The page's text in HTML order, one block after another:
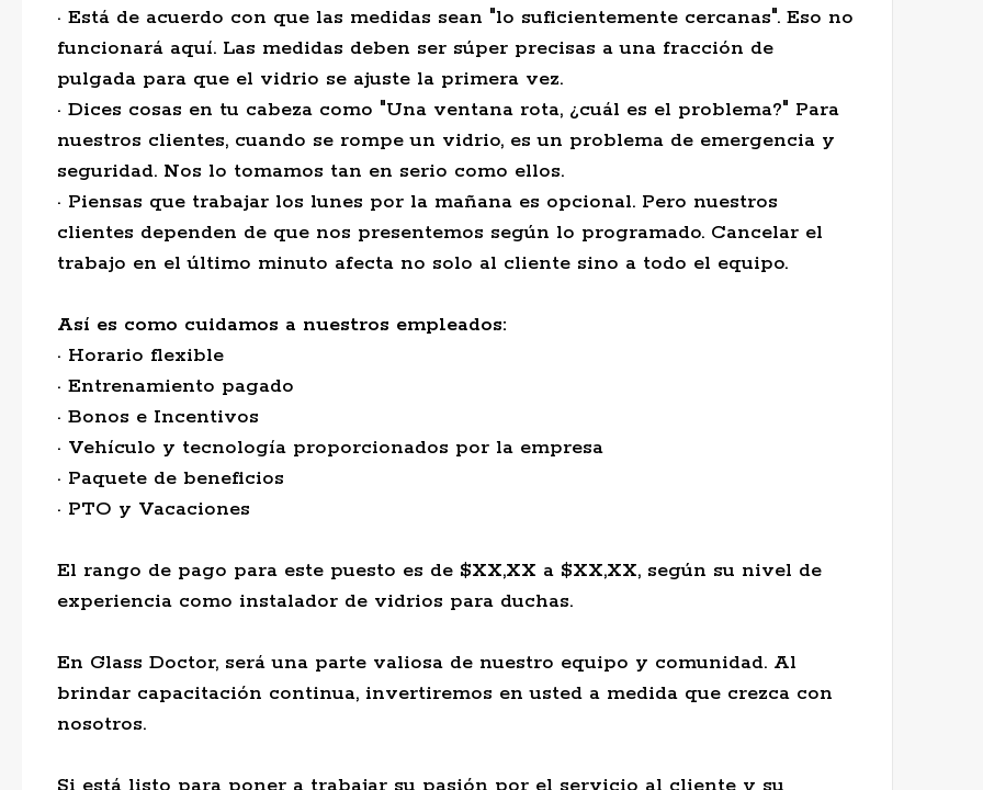
· Está de acuerdo con que las medidas sean "lo suficientemente cercanas". Eso no
funcionará aquí. Las medidas deben ser súper precisas a una fracción de
pulgada para que el vidrio se ajuste la primera vez.
· Dices cosas en tu cabeza como "Una ventana rota, ¿cuál es el problema?" Para
nuestros clientes, cuando se rompe un vidrio, es un problema de emergencia y
seguridad. Nos lo tomamos tan en serio como ellos.
· Piensas que trabajar los lunes por la mañana es opcional. Pero nuestros
clientes dependen de que nos presentemos según lo programado. Cancelar el
trabajo en el último minuto afecta no solo al cliente sino a todo el equipo.
Así es como cuidamos a nuestros empleados:
· Horario flexible
· Entrenamiento pagado
· Bonos e Incentivos
· Vehículo y tecnología proporcionados por la empresa
· Paquete de beneficios
· PTO y Vacaciones
El rango de pago para este puesto es de $XX,XX a $XX,XX, según su nivel de
experiencia como instalador de vidrios para duchas.
En Glass Doctor, será una parte valiosa de nuestro equipo y comunidad. Al
brindar capacitación continua, invertiremos en usted a medida que crezca con
nosotros.